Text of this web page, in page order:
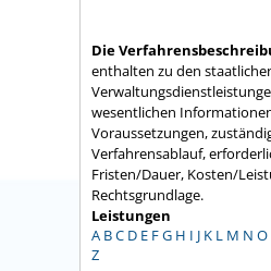
Die
enthalten zu den
wesentlichen
Voraussetzungen,
Verfahrensablauf,
Fristen/Dauer, Kosten/
Rechtsgrundlage.
Leistungen
A BC D E FG H I J K L M N O
Z